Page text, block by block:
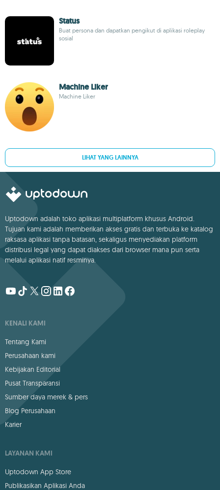
Status
Buat persona dan dapatkan pengikut di aplikasi roleplay
sosial
Machine Liker
Machine Liker
LIHAT YANG LAINNYA
Uptodown adalah toko aplikasi multiplatform khusus Android.
Tujuan kami adalah memberikan akses gratis dan terbuka ke katalog
raksasa aplikasi tanpa batasan, sekaligus menyediakan platform
distribusi legal yang dapat diakses dari browser mana pun serta
melalui aplikasi natif resminya.
KENALI KAMI
Tentang Kami
Perusahaan kami
Kebijakan Editorial
Pusat Transparansi
Sumber daya merek & pers
Blog Perusahaan
Karier
LAYANAN KAMI
Uptodown App Store
Publikasikan Aplikasi Anda